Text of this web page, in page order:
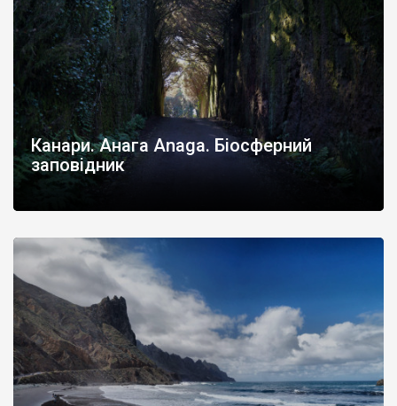
Канари. Анага Anaga. Біосферний
заповідник